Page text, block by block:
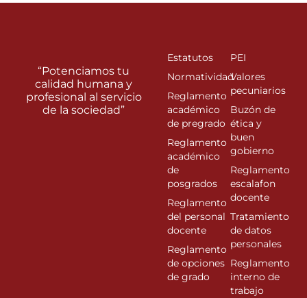
“Potenciamos tu
calidad humana y
profesional al servicio
de la sociedad”
Estatutos
Normatividad
Reglamento
académico
de pregrado
Reglamento
académico
de
posgrados
Reglamento
del personal
docente
Reglamento
de opciones
de grado
PEI
Valores
pecuniarios
Buzón de
ética y
buen
gobierno
Reglamento
escalafon
docente
Tratamiento
de datos
personales
Reglamento
interno de
trabajo